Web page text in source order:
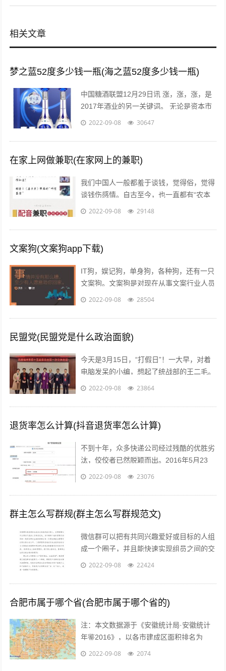
相关文章
梦之蓝52度多少钱一瓶(海之蓝52度多少钱一瓶)
中国糖酒联盟12月29日讯 涨，涨，涨，是
2017年酒业的另一关键词。 无论是资本市
场还是现货市场，无论是从高端到次高端品
2022-09-08 30647
在家上网做兼职(在家网上的兼职)
我们中国人一般都羞于谈钱，觉得俗，觉得
谈钱伤感情。自古至今，也一直都有“农本
商末”“学而优则仕”的思想传统。已经开始做
2022-09-08 29148
文案狗(文案狗app下载)
IT狗，娱记狗，单身狗，各种狗，还有一只
文案狗。文案狗是对现在从事文案行业人员
的统称，白天看案例写文案，晚上看稿子改
2022-09-08 28504
民盟党(民盟党是什么政治面貌)
今天是3月15日，“打假日”！一大早，对着
电脑发呆的小编，想起了统战部的王二毛。
有一天，王二毛吃完饭遛弯遇见隔壁王阿
2022-09-08 23864
退货率怎么计算(抖音退货率怎么计算)
不到十年，众多快递公司经过残酷的优胜劣
汰，佼佼者已然脱颖而出。2016年5月23
日，鼎泰新材（002352.SZ)披露了“重大资
2022-09-08 23076
群主怎么写群规(群主怎么写群规范文)
微信群可以把有共同兴趣爱好或目标的人组
成一个圈子，并且能快速实现组员之间的交
流、互动，在共同分享的前提下很容易形成
2022-09-08 22424
合肥市属于哪个省(合肥市属于哪个省的)
注：本文数据源于《安徽统计局·安徽统计
年鉴2016》，以各市建成区面积排名为
准。图片源于视觉中国、zol，感谢视觉中
2022-09-08 2074